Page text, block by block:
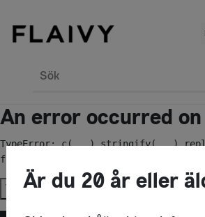
Sök
An error occurred
TypeError:
function
Try againÄr du 20 år eller